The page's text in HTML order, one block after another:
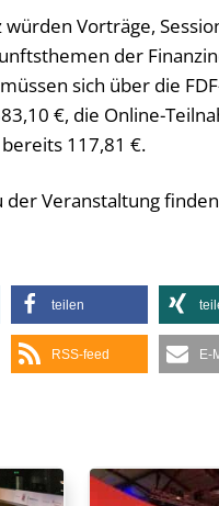
Vorträge,
der
sich über die
€, die Online-
117,81 €.
Veranstaltung
teilen
RSS-feed E-